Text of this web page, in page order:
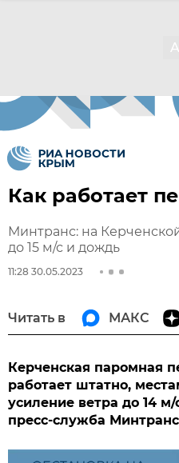
Как работает
Минтранс: на
до 15 м/с и дождь
11:28 30.05.2023
Читать в МАКС
Керченская паромная
работает штатно,
усиление ветра до 14
пресс-служба